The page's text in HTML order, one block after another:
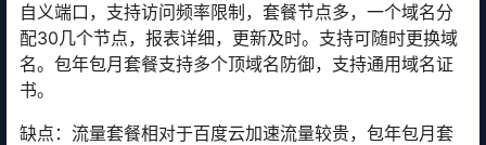
自义端口，支持访问频率限制，套餐节点多，一个域名分
配30几个节点，报表详细，更新及时。支持可随时更换域
名。包年包月套餐支持多个顶域名防御，支持通用域名证
书。
缺点：流量套餐相对于百度云加速流量较贵，包年包月套